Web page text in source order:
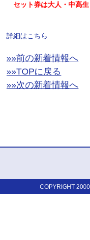
セット券は大人・中高生
詳細はこちら
»»前の新着情報へ
»»TOPに戻る
»»次の新着情報へ
COPYRIGHT